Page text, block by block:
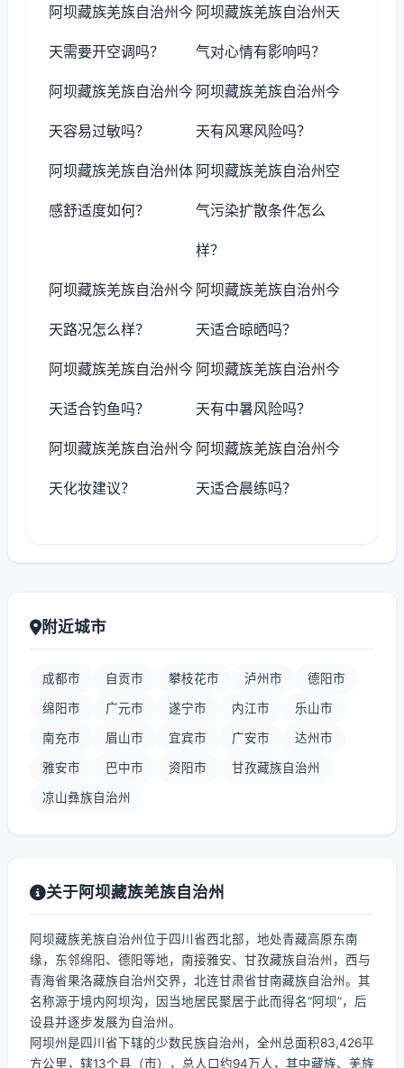
阿坝藏族羌族自治州今
天需要开空调吗？
阿坝藏族羌族自治州天
气对心情有影响吗？
阿坝藏族羌族自治州今
天容易过敏吗？
阿坝藏族羌族自治州今
天有风寒风险吗？
阿坝藏族羌族自治州体
感舒适度如何？
阿坝藏族羌族自治州空
气污染扩散条件怎么
样？
阿坝藏族羌族自治州今
天路况怎么样？
阿坝藏族羌族自治州今
天适合晾晒吗？
阿坝藏族羌族自治州今
天适合钓鱼吗？
阿坝藏族羌族自治州今
天有中暑风险吗？
阿坝藏族羌族自治州今
天化妆建议？
阿坝藏族羌族自治州今
天适合晨练吗？
附近城市
成都市 自贡市 攀枝花市 泸州市 德阳市
绵阳市 广元市 遂宁市 内江市 乐山市
南充市 眉山市 宜宾市 广安市 达州市
雅安市 巴中市 资阳市 甘孜藏族自治州
凉山彝族自治州
关于阿坝藏族羌族自治州
阿坝藏族羌族自治州位于四川省西北部，地处青藏高原东南
缘，东邻绵阳、德阳等地，南接雅安、甘孜藏族自治州，西与
青海省果洛藏族自治州交界，北连甘肃省甘南藏族自治州。其
名称源于境内阿坝沟，因当地居民聚居于此而得名“阿坝”，后
设县并逐步发展为自治州。
阿坝州是四川省下辖的少数民族自治州，全州总面积83,426平
方公里，辖13个县（市），总人口约94万人，其中藏族、羌族